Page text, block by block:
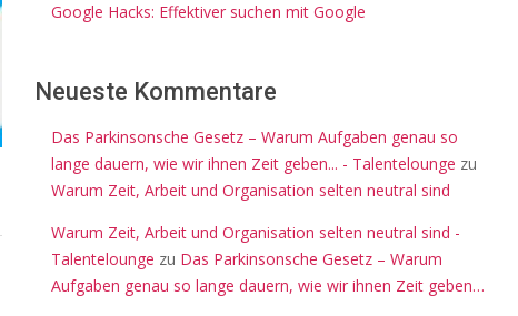
Google Hacks: Effektiver suchen mit Google
Neueste Kommentare
Das Parkinsonsche Gesetz – Warum Aufgaben genau so
lange dauern, wie wir ihnen Zeit geben... - Talentelounge zu
Warum Zeit, Arbeit und Organisation selten neutral sind
Warum Zeit, Arbeit und Organisation selten neutral sind -
Talentelounge zu Das Parkinsonsche Gesetz – Warum
Aufgaben genau so lange dauern, wie wir ihnen Zeit geben…